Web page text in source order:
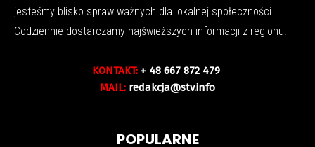
jesteśmy blisko spraw ważnych dla lokalnej społeczności.
Codziennie dostarczamy najświeższych informacji z regionu.
KONTAKT: + 48 667 872 479
MAIL: redakcja@stv.info
POPULARNE